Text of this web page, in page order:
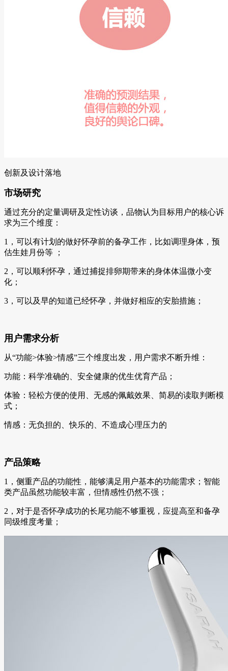
创新及设计落地
市场研究
通过充分的定量调研及定性访谈，品物认为目标用户的核心诉
求为三个维度：
1，可以有计划的做好怀孕前的备孕工作，比如调理身体，预
估生娃月份等 ；
2，可以顺利怀孕，通过捕捉排卵期带来的身体体温微小变
化；
3，可以及早的知道已经怀孕，并做好相应的安胎措施；
用户需求分析
从“功能>体验>情感”三个维度出发，用户需求不断升维：
功能：科学准确的、安全健康的优生优育产品；
体验：轻松方便的使用、无感的佩戴效果、简易的读取判断模
式；
情感：无负担的、快乐的、不造成心理压力的
产品策略
1，侧重产品的功能性，能够满足用户基本的功能需求；智能
类产品虽然功能较丰富，但情感性仍然不强；
2，对于是否怀孕成功的长尾功能不够重视，应提高至和备孕
同级维度考量；